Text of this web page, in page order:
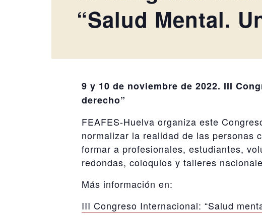
“Salud Mental.
9 y 10 de noviembre de 2022. III
derecho”
FEAFES-Huelva organiza este
normalizar la realidad de las personas
formar a profesionales, estudiantes,
redondas, coloquios y talleres
Más información en:
III Congreso Internacional: “Salud